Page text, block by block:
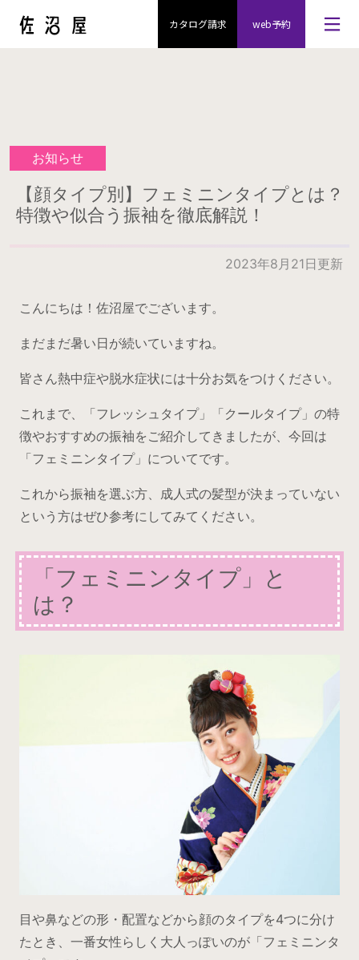
カタログ請求 web予約
お知らせ
【顔タイプ別】フェミニンタイプとは？
特徴や似合う振袖を徹底解説！
2023年8月21日更新
こんにちは！佐沼屋でございます。
まだまだ暑い日が続いていますね。
皆さん熱中症や脱水症状には十分お気をつけください。
これまで、「フレッシュタイプ」「クールタイプ」の特
徴やおすすめの振袖をご紹介してきましたが、今回は
「フェミニンタイプ」についてです。
これから振袖を選ぶ方、成人式の髪型が決まっていない
という方はぜひ参考にしてみてください。
「フェミニンタイプ」と
は？
目や鼻などの形・配置などから顔のタイプを4つに分け
たとき、一番女性らしく大人っぽいのが「フェミニンタ